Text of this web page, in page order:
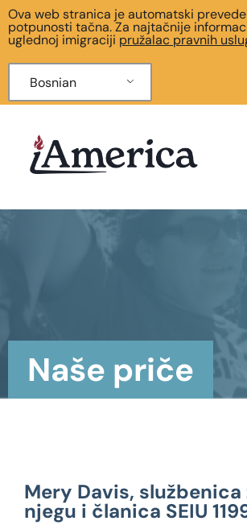
Ova web stranica je automatski
potpunosti tačna. Za najtačnije
uglednoj imigraciji pružalac pravnih
Bosnian
Naše priče
Mery Davis,
njegu i članica SEIU